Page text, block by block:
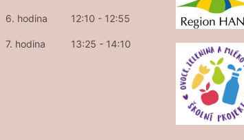
6. hodina 12:10 - 12:55
7. hodina 13:25 - 14:10